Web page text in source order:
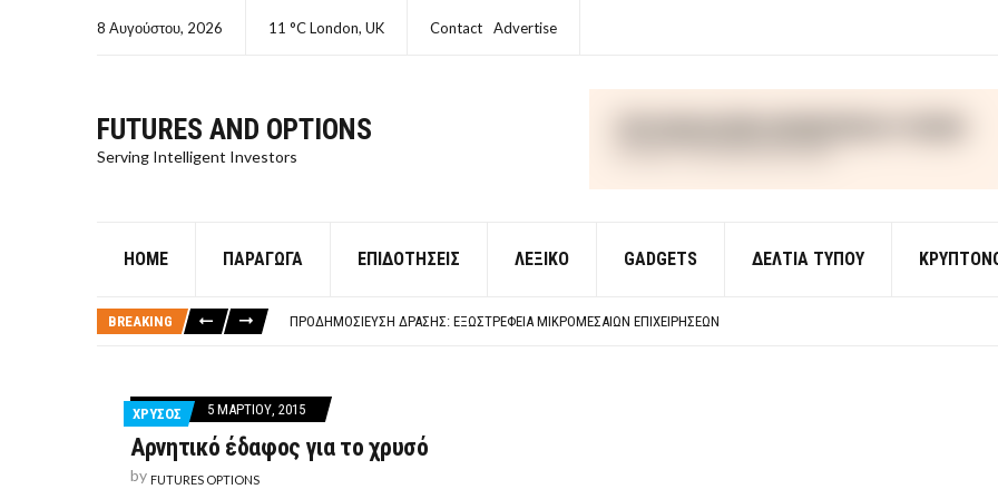
8 Αυγούστου, 2026 11 °C London, UK Contact Advertise
FUTURES AND OPTIONS
Serving Intelligent Investors
HOME ΠΑΡΆΓΩΓΑ ΕΠΙΔΟΤΉΣΕΙΣ ΛΕΞΙΚΌ GADGETS ΔΕΛΤΙΑ ΤΥΠΟΥ
BREAKING
ΠΡΟΔΗΜΟΣΊΕΥΣΗ ΔΡΆΣΗΣ: ΕΞΩΣΤΡΈΦΕΙΑ ΜΙΚΡΟΜΕΣΑΊΩΝ ΕΠΙΧΕΙΡΉΣΕΩΝ
ΤΑΜΕΊΟ ΜΙΚΡΟΠΙΣΤΏΣΕΩΝ ΣΥΧΝΈΣ ΕΡΩΤΉΣΕΙΣ ΑΠΑΝΤΉΣΕΙΣ
ΧΡΥΣΟΣ 5 ΜΑΡΤΊΟΥ, 2015
Αρνητικό έδαφος για το χρυσό
by FUTURES OPTIONS